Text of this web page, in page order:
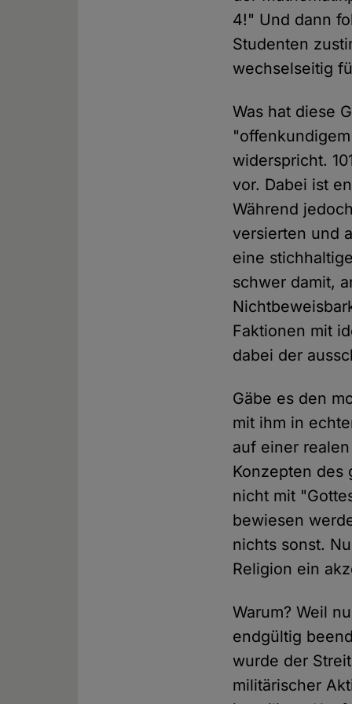
4!" Und dann
Studenten
wechselseitig
Was hat diese
widerspricht.
vor. Dabei ist
Während
versierten und
eine
schwer damit,
Faktionen mit
dabei der
Gäbe es den
mit ihm in
auf einer
Konzepten des
nicht mit
bewiesen
nichts sonst.
Religion ein
Warum? Weil
endgültig
wurde der
militärischer